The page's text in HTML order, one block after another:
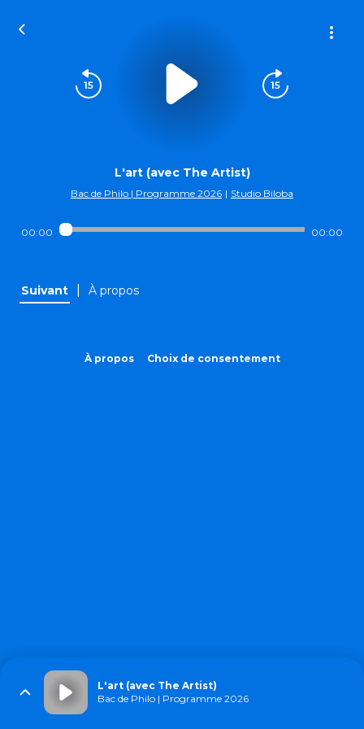
L'art (avec The Artist)
Bac de Philo | Programme 2026 | Studio Biloba
00:00 00:00
Suivant À propos
À propos Choix de consentement
L'art (avec The Artist)
Bac de Philo | Programme 2026